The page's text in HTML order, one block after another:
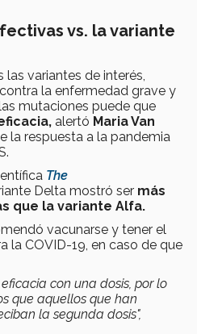
vs. la variante
variantes de interés,
la enfermedad grave y
mutaciones puede que
alertó Maria Van
la respuesta a la pandemia
The
Delta mostró ser más
que la variante Alfa.
vacunarse y tener el
la COVID-19, en caso de que
con una dosis, por lo
que aquellos que han
la segunda dosis",